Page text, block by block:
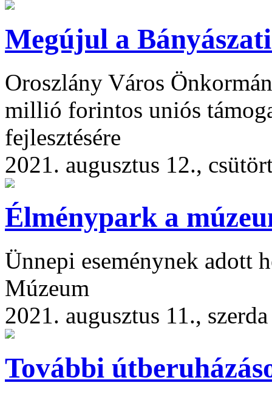
Megújul a
Oroszlány Város
millió forintos uniós
fejlesztésére
2021. augusztus 12.,
Élménypark a
Ünnepi eseménynek adott
Múzeum
2021. augusztus 11., szerda
További